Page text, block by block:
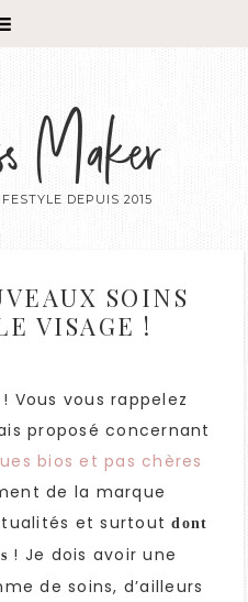
Maker
DEPUIS 2015
SOINS
VISAGE !
Vous vous rappelez
proposé concernant
bios et pas chères
de la marque
et surtoutdont
! Je dois avoir une
de soins, d’ailleurs